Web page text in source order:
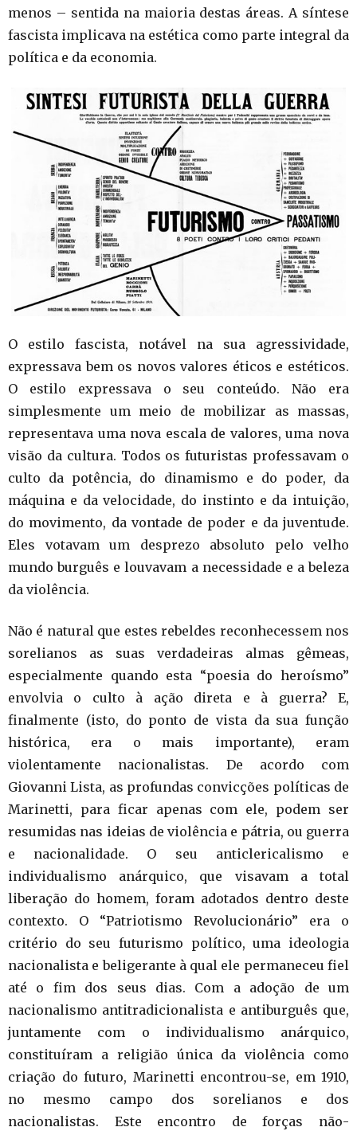
menos – sentida na maioria destas áreas. A síntese
fascista implicava na estética como parte integral da
política e da economia.
O estilo fascista, notável na sua agressividade,
expressava bem os novos valores éticos e estéticos.
O estilo expressava o seu conteúdo. Não era
simplesmente um meio de mobilizar as massas,
representava uma nova escala de valores, uma nova
visão da cultura. Todos os futuristas professavam o
culto da potência, do dinamismo e do poder, da
máquina e da velocidade, do instinto e da intuição,
do movimento, da vontade de poder e da juventude.
Eles votavam um desprezo absoluto pelo velho
mundo burguês e louvavam a necessidade e a beleza
da violência.
Não é natural que estes rebeldes reconhecessem nos
sorelianos as suas verdadeiras almas gêmeas,
especialmente quando esta “poesia do heroísmo”
envolvia o culto à ação direta e à guerra? E,
finalmente (isto, do ponto de vista da sua função
histórica, era o mais importante), eram
violentamente nacionalistas. De acordo com
Giovanni Lista, as profundas convicções políticas de
Marinetti, para ficar apenas com ele, podem ser
resumidas nas ideias de violência e pátria, ou guerra
e nacionalidade. O seu anticlericalismo e
individualismo anárquico, que visavam a total
liberação do homem, foram adotados dentro deste
contexto. O “Patriotismo Revolucionário” era o
critério do seu futurismo político, uma ideologia
nacionalista e beligerante à qual ele permaneceu fiel
até o fim dos seus dias. Com a adoção de um
nacionalismo antitradicionalista e antiburguês que,
juntamente com o individualismo anárquico,
constituíram a religião única da violência como
criação do futuro, Marinetti encontrou-se, em 1910,
no mesmo campo dos sorelianos e dos
nacionalistas. Este encontro de forças não-